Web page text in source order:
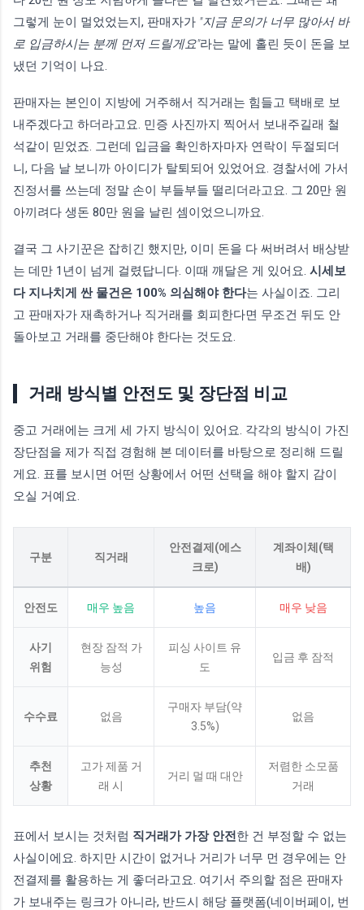
그렇게 눈이 멀었었는지, 판매자가 "지금 문의가 너무 많아서 바
로 입금하시는 분께 먼저 드릴게요"라는 말에 홀린 듯이 돈을 보
냈던 기억이 나요.
판매자는 본인이 지방에 거주해서 직거래는 힘들고 택배로 보
내주겠다고 하더라고요. 민증 사진까지 찍어서 보내주길래 철
석같이 믿었죠. 그런데 입금을 확인하자마자 연락이 두절되더
니, 다음 날 보니까 아이디가 탈퇴되어 있었어요. 경찰서에 가서
진정서를 쓰는데 정말 손이 부들부들 떨리더라고요. 그 20만 원
아끼려다 생돈 80만 원을 날린 셈이었으니까요.
결국 그 사기꾼은 잡히긴 했지만, 이미 돈을 다 써버려서 배상받
는 데만 1년이 넘게 걸렸답니다. 이때 깨달은 게 있어요. 시세보
다 지나치게 싼 물건은 100% 의심해야 한다는 사실이죠. 그리
고 판매자가 재촉하거나 직거래를 회피한다면 무조건 뒤도 안
돌아보고 거래를 중단해야 한다는 것도요.
거래 방식별 안전도 및 장단점 비교
중고 거래에는 크게 세 가지 방식이 있어요. 각각의 방식이 가진
장단점을 제가 직접 경험해 본 데이터를 바탕으로 정리해 드릴
게요. 표를 보시면 어떤 상황에서 어떤 선택을 해야 할지 감이
오실 거예요.
구분 직거래
안전결제(에스
크로)
계좌이체(택
배)
안전도 매우 높음 높음 매우 낮음
사기
위험
현장 잠적 가
능성
피싱 사이트 유
도
입금 후 잠적
수수료 없음
구매자 부담(약
3.5%)
없음
추천
상황
고가 제품 거
래 시
거리 멀 때 대안
저렴한 소모품
거래
표에서 보시는 것처럼 직거래가 가장 안전한 건 부정할 수 없는
사실이에요. 하지만 시간이 없거나 거리가 너무 먼 경우에는 안
전결제를 활용하는 게 좋더라고요. 여기서 주의할 점은 판매자
가 보내주는 링크가 아니라, 반드시 해당 플랫폼(네이버페이, 번